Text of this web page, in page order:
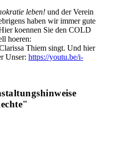
leben! und der Verein
haben wir immer gute
koennen Sie den COLD
hoeren:
Thiem singt. Und hier
Unser: https://youtu.be/i-